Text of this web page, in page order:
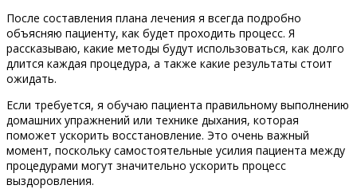
После составления плана лечения я всегда подробно
объясняю пациенту, как будет проходить процесс. Я
рассказываю, какие методы будут использоваться, как долго
длится каждая процедура, а также какие результаты стоит
ожидать.
Если требуется, я обучаю пациента правильному выполнению
домашних упражнений или технике дыхания, которая
поможет ускорить восстановление. Это очень важный
момент, поскольку самостоятельные усилия пациента между
процедурами могут значительно ускорить процесс
выздоровления.